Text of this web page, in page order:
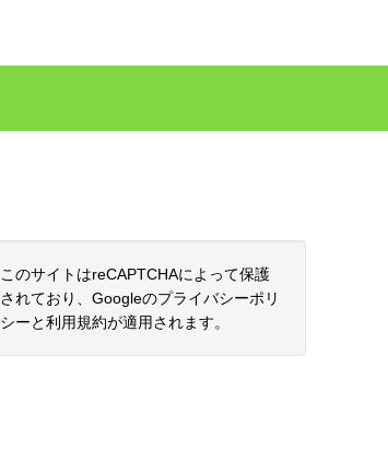
このサイトはreCAPTCHAによって保護
されており、Googleのプライバシーポリ
シーと利用規約が適用されます。